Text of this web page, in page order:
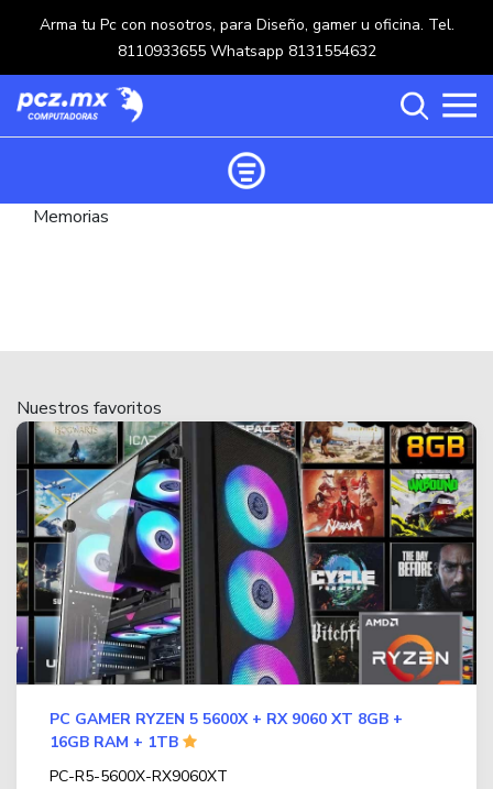
Arma tu Pc con nosotros, para Diseño, gamer u oficina. Tel.
8110933655 Whatsapp 8131554632
Crear una cuenta
Ingresar
Contacto
Aviso de privacidad
(218)
MULTIFUNCIONALES (114)
IMPRESORA DE AMPLIO FORMATO (PLOTTER) (24)
MEMORIAS (667)
AUDIFONOS Y MICRO (291)
GAMES (24)
TELEFONIA
FAX
TECLADOS
Memorias
Nuestros favoritos
PC GAMER RYZEN 5 5600X + RX 9060 XT 8GB +
16GB RAM + 1TB
PC-R5-5600X-RX9060XT